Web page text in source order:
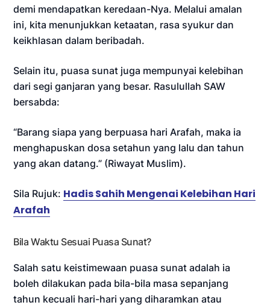
demi mendapatkan keredaan-Nya. Melalui amalan
ini, kita menunjukkan ketaatan, rasa syukur dan
keikhlasan dalam beribadah.
Selain itu, puasa sunat juga mempunyai kelebihan
dari segi ganjaran yang besar. Rasulullah SAW
bersabda:
“Barang siapa yang berpuasa hari Arafah, maka ia
menghapuskan dosa setahun yang lalu dan tahun
yang akan datang.” (Riwayat Muslim).
Sila Rujuk: Hadis Sahih Mengenai Kelebihan Hari
Arafah
Bila Waktu Sesuai Puasa Sunat?
Salah satu keistimewaan puasa sunat adalah ia
boleh dilakukan pada bila-bila masa sepanjang
tahun kecuali hari-hari yang diharamkan atau